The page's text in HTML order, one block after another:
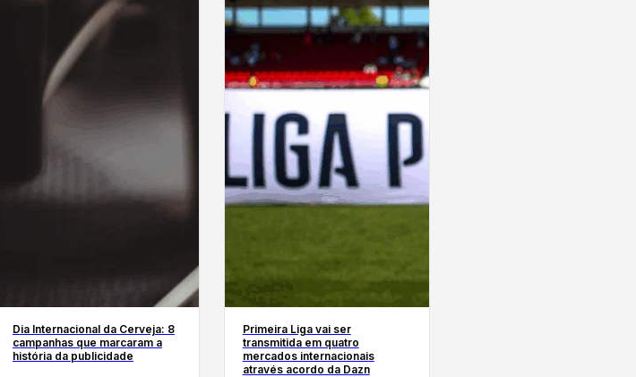
Dia Internacional da Cerveja: 8
campanhas que marcaram a
história da publicidade
Primeira Liga vai ser
transmitida em quatro
mercados internacionais
através acordo da Dazn